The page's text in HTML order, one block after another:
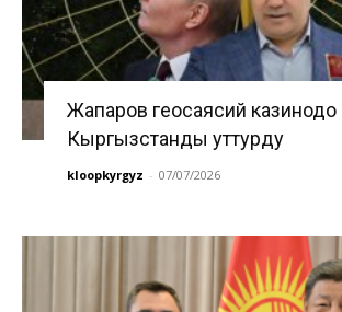
Жапаров геосаясий казинодо
Кыргызстанды уттурду
kloopkyrgyz - 07/07/2026